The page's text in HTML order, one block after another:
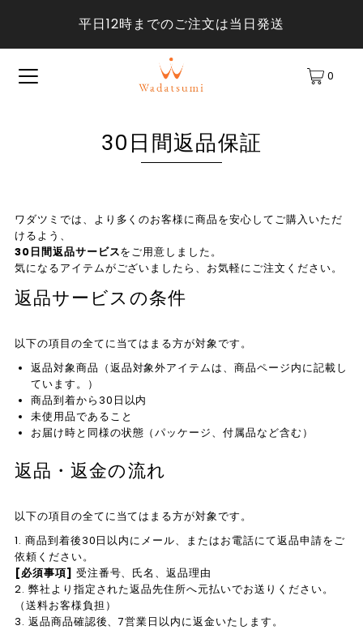
平日12時までのご注文は当日発送
0
30日間返品保証
ワダツミでは、より多くのお客様に商品を安心してご購入いただ
けるよう、
30日間返品サービスをご用意しました。
気になるアイテムがございましたら、お気軽にご注文ください。
返品サービスの条件
以下の項目の全てに当てはまる方が対象です。
返品対象商品（返品対象外アイテムは、商品ページ内に記載し
ています。）
商品到着から30日以内
未使用品であること
お届け時と同様の状態（パッケージ、付属品など含む）
返品・返金の流れ
以下の項目の全てに当てはまる方が対象です。
商品到着後30日以内にメール、またはお電話にて返品申請をご
依頼ください。
[必須事項] 受注番号、氏名、返品理由
弊社より指定された返品先住所へ元払いでお送りください。
（送料お客様負担）
返品商品確認後、7営業日以内に返金いたします。